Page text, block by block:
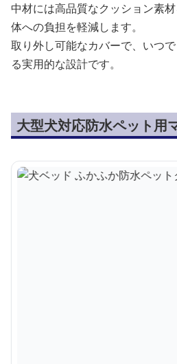
中材には高品質なクッション素
体への負担を軽減します。
取り外し可能なカバーで、いつ
る実用的な設計です。
大型犬対応防水ペット用